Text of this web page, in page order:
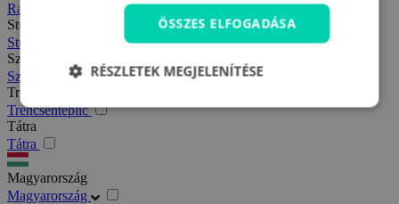
Rajecfürdő
Stubnyafürdő
Stubnyafürdő
Szlovák paradicsom
Szlovák paradicsom
Trencsénteplic
Trencsénteplic
Tátra
Tátra
Magyarország
Magyarország
ÖSSZES ELFOGADÁSA
RÉSZLETEK MEGJELENÍTÉSE